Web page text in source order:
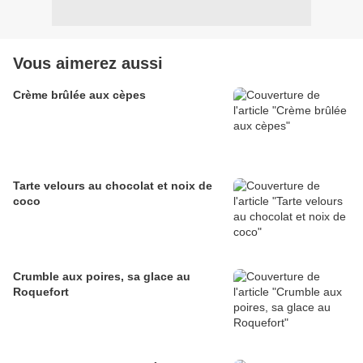
Vous aimerez aussi
Crème brûlée aux cèpes
Tarte velours au chocolat et noix de
coco
Crumble aux poires, sa glace au
Roquefort